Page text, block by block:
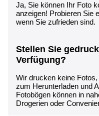
Ja, Sie können Ihr Foto
anzeigen! Probieren Sie
wenn Sie zufrieden sind.
Stellen Sie
Verfügung?
Wir drucken keine
zum Herunterladen und
Fotobögen können in
Drogerien oder